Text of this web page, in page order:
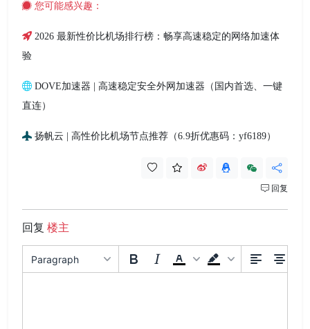
您可能感兴趣：
2026 最新性价比机场排行榜：畅享高速稳定的网络加速体
验
DOVE加速器 | 高速稳定安全外网加速器（国内首选、一键
直连）
扬帆云 | 高性价比机场节点推荐（6.9折优惠码：yf6189）
回复
回复 楼主
Paragraph